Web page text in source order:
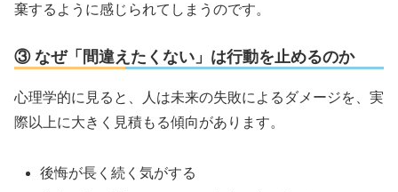
棄するように感じられてしまうのです。
③ なぜ「間違えたくない」は行動を止めるのか
心理学的に見ると、人は未来の失敗によるダメージを、実
際以上に大きく見積もる傾向があります。
後悔が長く続く気がする